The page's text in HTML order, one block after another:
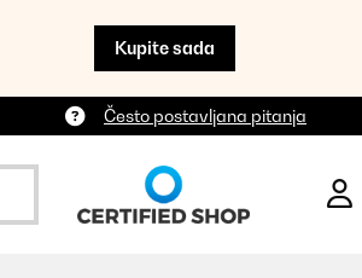
Kupite sada
Često postavljana pitanja